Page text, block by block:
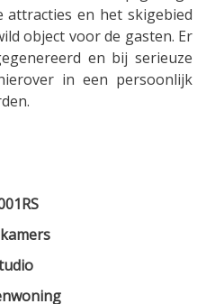
attracties en het skigebied
object voor de gasten. Er
en bij serieuze
in een persoonlijk